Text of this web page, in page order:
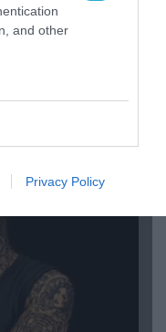
and other
Privacy Policy
από την Μαύρη